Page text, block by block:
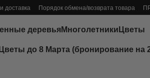
доставка Порядок обмена/возврата товара
деревья Многолетники Цветы
Цветы до 8 Марта (бронирование на